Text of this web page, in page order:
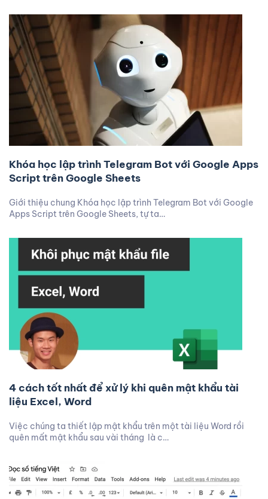
Khóa học lập trình Telegram Bot với Google Apps
Script trên Google Sheets
Giới thiệu chung Khóa học lập trình Telegram Bot với Google
Apps Script trên Google Sheets, tự ta…
4 cách tốt nhất để xử lý khi quên mật khẩu tài
liệu Excel, Word
Việc chúng ta thiết lập mật khẩu trên một tài liệu Word rồi
quên mất mật khẩu sau vài tháng là c…